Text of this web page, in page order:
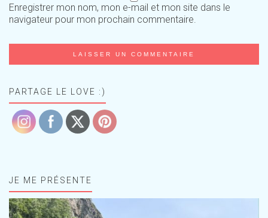
Enregistrer mon nom, mon e-mail et mon site dans le
navigateur pour mon prochain commentaire.
PARTAGE LE LOVE :)
JE ME PRÉSENTE